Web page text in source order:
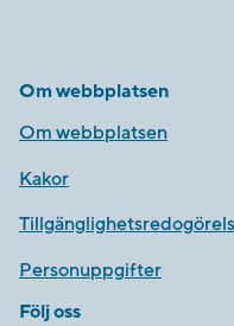
Om webbplatsen
Om webbplatsen
Kakor
Personuppgifter
Följ oss